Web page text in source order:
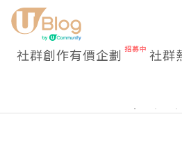
社群創作有價企劃 社群